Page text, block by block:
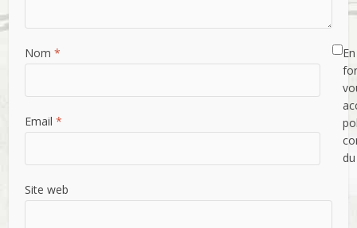
Nom *
Email *
Site web